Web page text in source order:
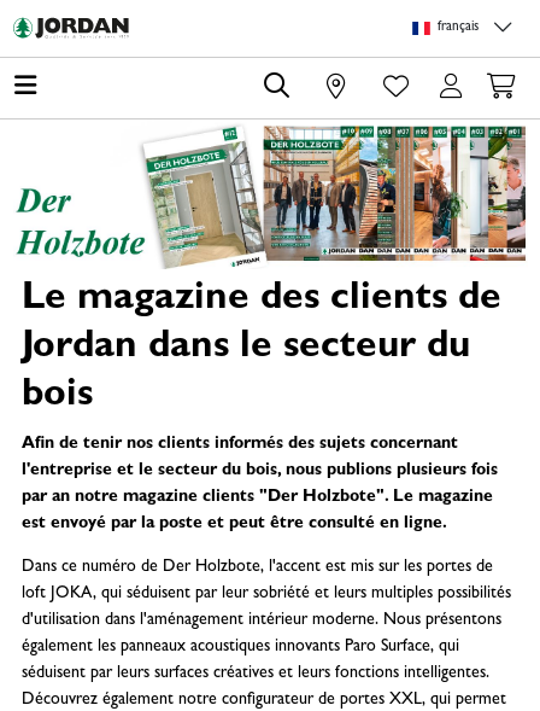
français
0
Le magazine des clients de
Jordan dans le secteur du
bois
Afin de tenir nos clients informés des sujets concernant
l'entreprise et le secteur du bois, nous publions plusieurs fois
par an notre magazine clients "Der Holzbote". Le magazine
est envoyé par la poste et peut être consulté en ligne.
Dans ce numéro de Der Holzbote, l'accent est mis sur les portes de
loft JOKA, qui séduisent par leur sobriété et leurs multiples possibilités
d'utilisation dans l'aménagement intérieur moderne. Nous présentons
également les panneaux acoustiques innovants Paro Surface, qui
séduisent par leurs surfaces créatives et leurs fonctions intelligentes.
Découvrez également notre configurateur de portes XXL, qui permet